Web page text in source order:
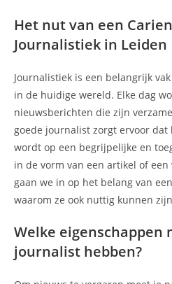
Het nut van een
Journalistiek in Leiden
Journalistiek is een belangrijk
in de huidige wereld. Elke dag
nieuwsberichten die zijn
goede journalist zorgt ervoor
wordt op een begrijpelijke en
in de vorm van een artikel of
gaan we in op het belang van
waarom ze ook nuttig kunnen
Welke eigenschappen
journalist hebben?